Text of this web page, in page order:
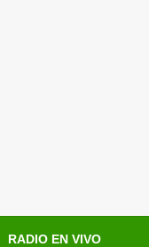
RADIO EN VIVO